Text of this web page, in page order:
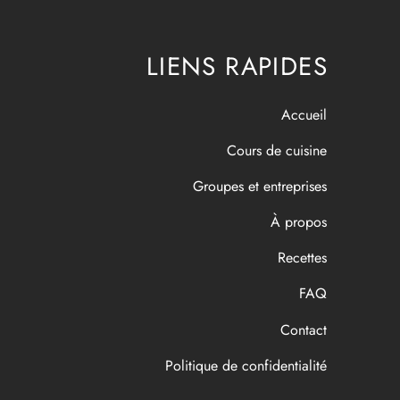
LIENS RAPIDES
Accueil
Cours de cuisine
Groupes et entreprises
À propos
Recettes
FAQ
Contact
Politique de confidentialité